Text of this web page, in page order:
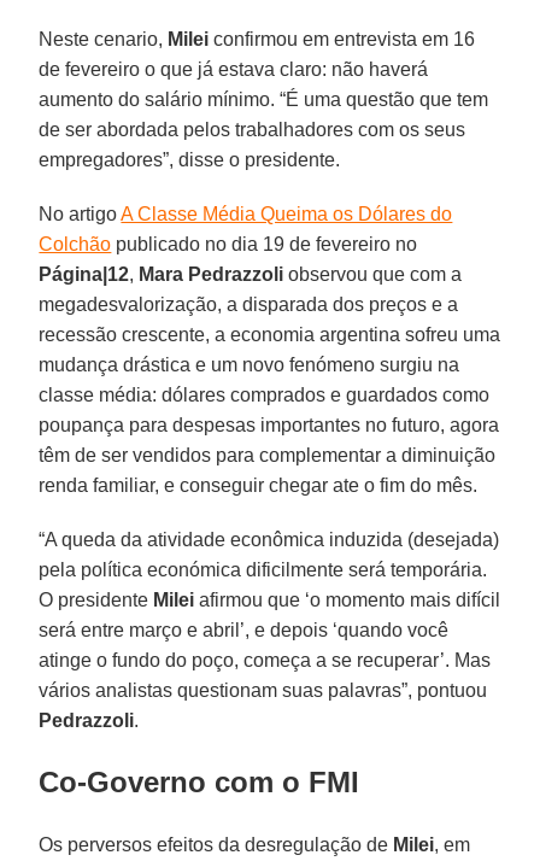
Neste cenario, Milei confirmou em entrevista em 16
de fevereiro o que já estava claro: não haverá
aumento do salário mínimo. “É uma questão que tem
de ser abordada pelos trabalhadores com os seus
empregadores”, disse o presidente.
No artigoA Classe Média Queima os Dólares do
Colchão publicado no dia 19 de fevereiro no
Página|12, Mara Pedrazzoli observou que com a
megadesvalorização, a disparada dos preços e a
recessão crescente, a economia argentina sofreu uma
mudança drástica e um novo fenómeno surgiu na
classe média: dólares comprados e guardados como
poupança para despesas importantes no futuro, agora
têm de ser vendidos para complementar a diminuição
renda familiar, e conseguir chegar ate o fim do mês.
“A queda da atividade econômica induzida (desejada)
pela política económica dificilmente será temporária.
O presidente Milei afirmou que ‘o momento mais difícil
será entre março e abril’, e depois ‘quando você
atinge o fundo do poço, começa a se recuperar’. Mas
vários analistas questionam suas palavras”, pontuou
Pedrazzoli.
Co-Governo com o FMI
Os perversos efeitos da desregulação de Milei, em